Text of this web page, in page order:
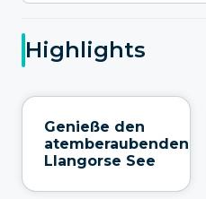
Highlights
Genieße den
atemberaubenden
Llangorse See